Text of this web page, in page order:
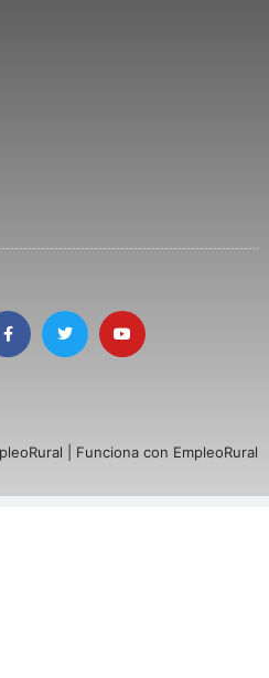
| Funciona con EmpleoRural